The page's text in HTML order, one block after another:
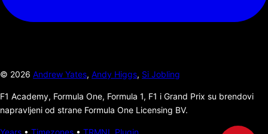
© 2026 Andrew Yates, Andy Higgs, Si Jobling
F1 Academy, Formula One, Formula 1, F1 i Grand Prix su brendovi
napravljeni od strane Formula One Licensing BV.
Years • Timezones • TRMNL Plugin